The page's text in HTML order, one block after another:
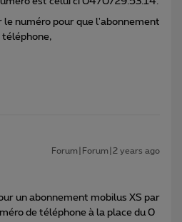
le numéro pour que l'abonnement
téléphone,
Forum|Forum|2 years ago
un abonnement mobilus XS par
de téléphone à la place du 0